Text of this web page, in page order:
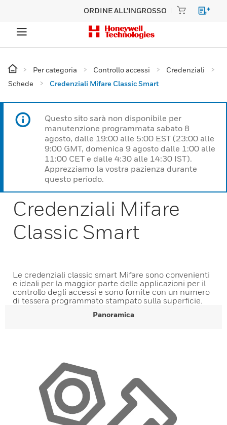
ORDINE ALL'INGROSSO
Per categoria Controllo accessi
Credenziali
Schede
Credenziali Mifare Classic Smart
Questo sito sarà non disponibile per
manutenzione programmata sabato 8
agosto, dalle 19:00 alle 5:00 EST (23:00 alle
9:00 GMT, domenica 9 agosto dalle 1:00 alle
11:00 CET e dalle 4:30 alle 14:30 IST).
Apprezziamo la vostra pazienza durante
questo periodo.
Credenziali Mifare
Classic Smart
Le credenziali classic smart Mifare sono convenienti
e ideali per la maggior parte delle applicazioni per il
controllo degli accessi e sono fornite con un numero
di tessera programmato stampato sulla superficie.
Panoramica